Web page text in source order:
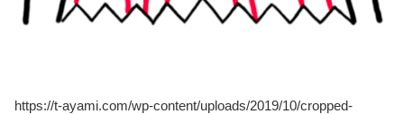
https://t-ayami.com/wp-content/uploads/2019/10/cropped-